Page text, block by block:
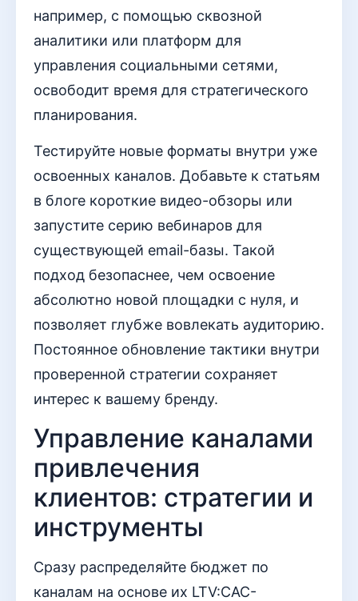
например, с помощью сквозной
аналитики или платформ для
управления социальными сетями,
освободит время для стратегического
планирования.
Тестируйте новые форматы внутри уже
освоенных каналов. Добавьте к статьям
в блоге короткие видео-обзоры или
запустите серию вебинаров для
существующей email-базы. Такой
подход безопаснее, чем освоение
абсолютно новой площадки с нуля, и
позволяет глубже вовлекать аудиторию.
Постоянное обновление тактики внутри
проверенной стратегии сохраняет
интерес к вашему бренду.
Управление каналами
привлечения
клиентов: стратегии и
инструменты
Сразу распределяйте бюджет по
каналам на основе их LTV:CAC-